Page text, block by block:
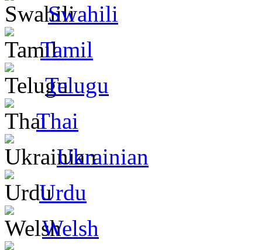
Swahili
Tamil
Telugu
Thai
Ukrainian
Urdu
Welsh